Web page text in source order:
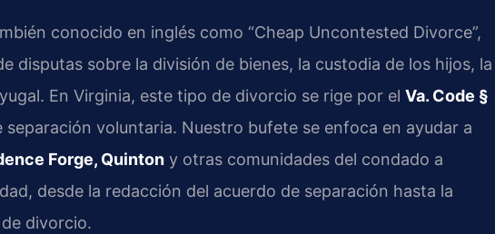
conocido en inglés como “Cheap Uncontested Divorce”,
disputas sobre la división de bienes, la custodia de los hijos, la
En Virginia, este tipo de divorcio se rige por el Va. Code §
separación voluntaria. Nuestro bufete se enfoca en ayudar a
Forge, Quinton y otras comunidades del condado a
desde la redacción del acuerdo de separación hasta la
divorcio.